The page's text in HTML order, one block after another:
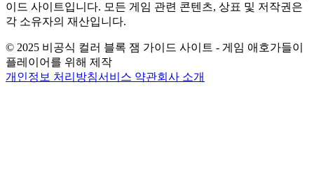
이드 사이트입니다. 모든 게임 관련 콘텐츠, 상표 및 저작권은
각 소유자의 재산입니다.
© 2025 비공식 컬러 블록 잼 가이드 사이트 - 게임 애호가들이
플레이어를 위해 제작
개인정보 처리방침서비스 약관회사 소개